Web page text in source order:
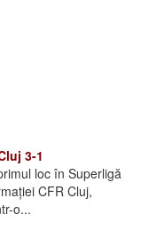
3-1
loc în Superligă
CFR Cluj,
o...